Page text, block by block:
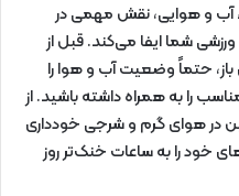
آب و هوایی، نقش مهمی در
شما ایفا می‌کند. قبل از
حتماً وضعیت آب و هوا را
را به همراه داشته باشید. از
در هوای گرم و شرجی خودداری
خود را به ساعات خنک‌تر روز